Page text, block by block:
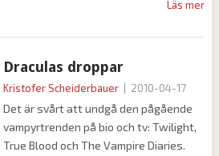
Läs mer
Draculas droppar
Kristofer Scheiderbauer 2010-04-17
Det är svårt att undgå den pågående
vampyrtrenden på bio och tv: Twilight,
True Blood och The Vampire Diaries.